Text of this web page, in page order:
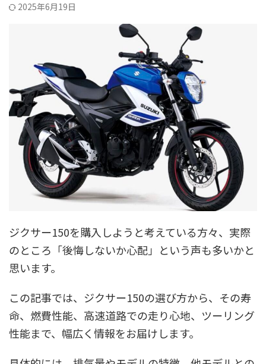
2025年6月19日
ジクサー150を購入しようと考えている方々、実際
のところ「後悔しないか心配」という声も多いかと
思います。
この記事では、ジクサー150の選び方から、その寿
命、燃費性能、高速道路での走り心地、ツーリング
性能まで、幅広く情報をお届けします。